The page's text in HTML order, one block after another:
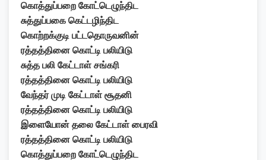
கொத்துப்பறை கோட்டெழுந்திட
சுத்துப்பகை கெட்டழிந்திட
கொற்றக்குடி பட்டதொருவனின்
ரத்தத்தினை கொட்டி பலியிடு
சுத்த பலி கேட்டாள் சங்கரி
ரத்தத்தினை கொட்டி பலியிடு
வேந்தர் முடி கேட்டாள் சூதனி
ரத்தத்தினை கொட்டி பலியிடு
இளையோன் தலை கேட்டாள் பைரவி
ரத்தத்தினை கொட்டி பலியிடு
கொத்துப்பறை கோட்டெழுந்திட